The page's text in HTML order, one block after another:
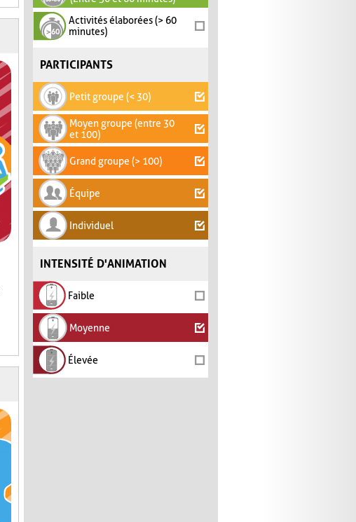
Activités élaborées (> 60
minutes)
PARTICIPANTS
Petit groupe (< 30)
Moyen groupe (entre 30
et 100)
Grand groupe (> 100)
Équipe
Individuel
INTENSITÉ D'ANIMATION
Faible
Moyenne
Élevée